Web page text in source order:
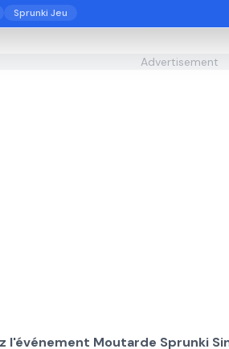
Sprunki Jeu
Advertisement
l'événement Moutarde Sprunki